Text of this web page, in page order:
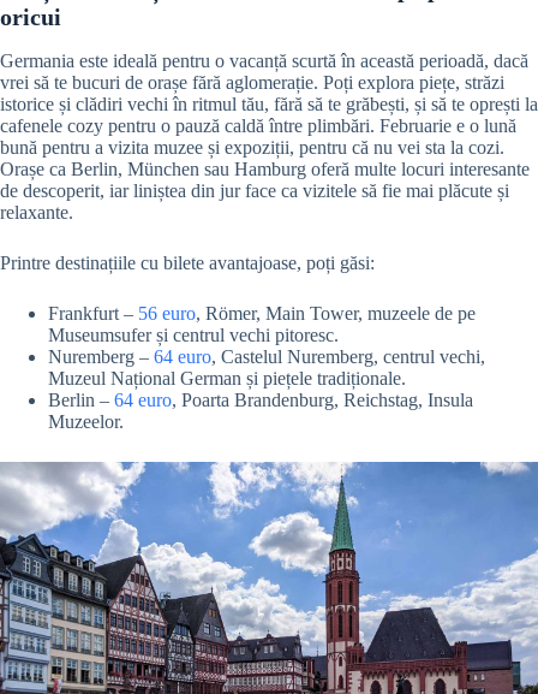
oricui
Germania este ideală pentru o vacanță scurtă în această perioadă, dacă
vrei să te bucuri de orașe fără aglomerație. Poți explora piețe, străzi
istorice și clădiri vechi în ritmul tău, fără să te grăbești, și să te oprești la
cafenele cozy pentru o pauză caldă între plimbări. Februarie e o lună
bună pentru a vizita muzee și expoziții, pentru că nu vei sta la cozi.
Orașe ca Berlin, München sau Hamburg oferă multe locuri interesante
de descoperit, iar liniștea din jur face ca vizitele să fie mai plăcute și
relaxante.
Printre destinațiile cu bilete avantajoase, poți găsi:
Frankfurt – 56 euro, Römer, Main Tower, muzeele de pe
Museumsufer și centrul vechi pitoresc.
Nuremberg – 64 euro, Castelul Nuremberg, centrul vechi,
Muzeul Național German și piețele tradiționale.
Berlin – 64 euro, Poarta Brandenburg, Reichstag, Insula
Muzeelor.